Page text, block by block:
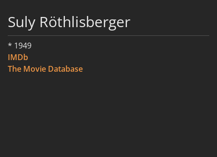
Suly Röthlisberger
* 1949
IMDb
The Movie Database